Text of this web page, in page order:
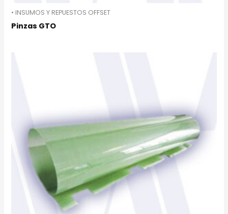
• INSUMOS Y REPUESTOS OFFSET
Pinzas GTO